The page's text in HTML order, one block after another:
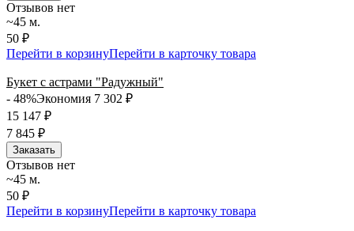
Отзывов нет
~45 м.
50 ₽
Перейти в корзинуПерейти в карточку товара
Букет с астрами "Радужный"
- 48%Экономия 7 302 ₽
15 147 ₽
7 845 ₽
Заказать
Отзывов нет
~45 м.
50 ₽
Перейти в корзинуПерейти в карточку товара